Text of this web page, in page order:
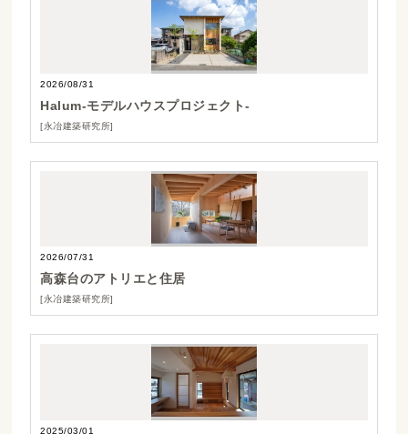
2026/08/31
Halum-モデルハウスプロジェクト-
[永冶建築研究所]
2026/07/31
高森台のアトリエと住居
[永冶建築研究所]
2025/03/01